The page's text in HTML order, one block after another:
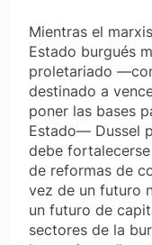
Mientras el
Estado burgués
proletariado
destinado a
poner las bases
Estado— Dussel
debe
de reformas de
vez de un futuro
un futuro de
sectores de la